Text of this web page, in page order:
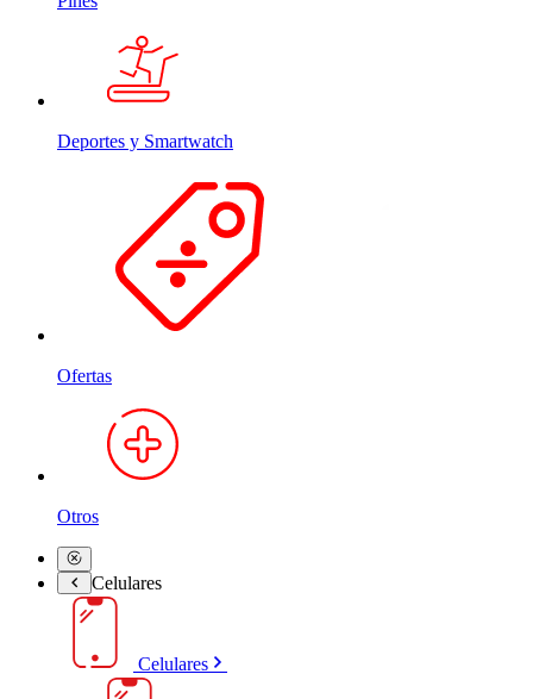
Deportes y Smartwatch
Ofertas
Otros
Celulares
Celulares